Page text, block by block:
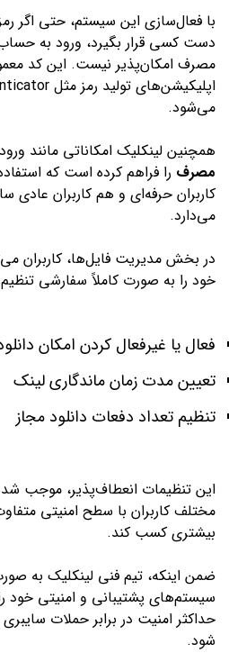
با فعال‌سازی این سیستم، حتی اگر
دست کسی قرار بگیرد، ورود به
مصرف امکان‌پذیر نیست. این کد
می‌شود.
همچنین لینکلیک امکاناتی مانند
مصرف را فراهم کرده است که
کاربران حرفه‌ای و هم کاربران عادی
می‌دارد.
در بخش مدیریت فایل‌ها، کاربران
خود را به صورت کاملاً سفارشی تنظیم
فعال یا غیرفعال کردن امکان
تعیین مدت زمان ماندگاری لینک
تنظیم تعداد دفعات دانلود مجاز
این تنظیمات انعطاف‌پذیر، موجب شده
مختلف کاربران با سطح امنیتی
بیشتری کسب کند.
ضمن اینکه، تیم فنی لینکلیک به
سیستم‌های پشتیبانی و امنیتی خود
حداکثر امنیت در برابر حملات
شود.